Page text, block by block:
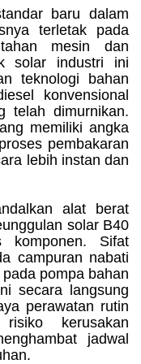
baru dalam
terletak pada
mesin dan
solar industri ini
teknologi bahan
konvensional
telah dimurnikan.
memiliki angka
pembakaran
lebih instan dan
alat berat
solar B40
komponen. Sifat
campuran nabati
pompa bahan
secara langsung
perawatan rutin
kerusakan
jadwal